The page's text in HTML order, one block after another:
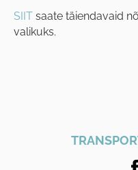
SIIT saate täiendavaid
valikuks.